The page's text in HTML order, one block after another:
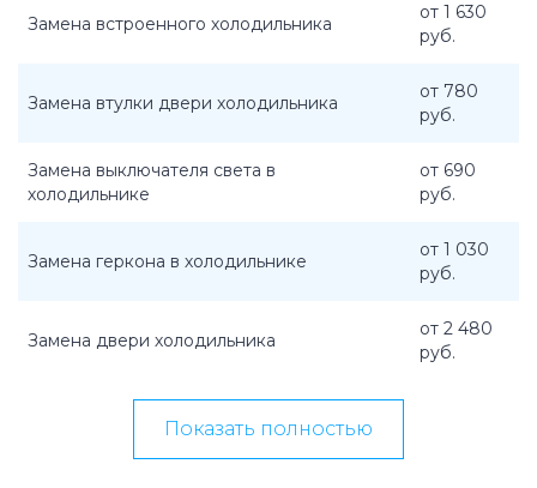
Замена встроенного холодильника
от 1 630
руб.
Замена втулки двери холодильника
от 780
руб.
Замена выключателя света в
холодильнике
от 690
руб.
Замена геркона в холодильнике
от 1 030
руб.
Замена двери холодильника
от 2 480
руб.
Показать полностью